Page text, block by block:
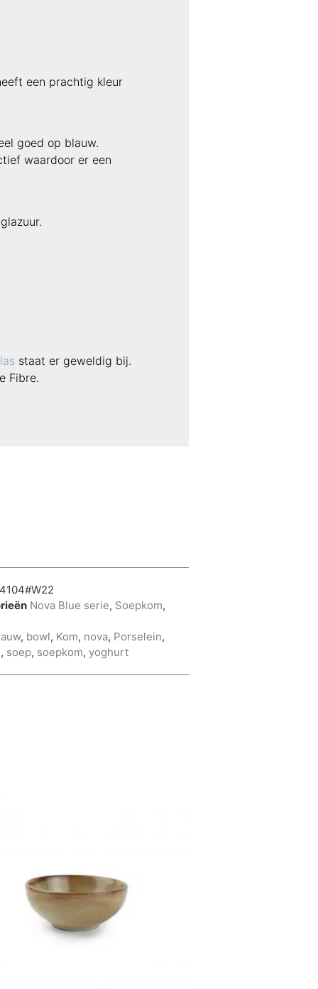
een prachtig kleur
goed op blauw.
waardoor er een
staat er geweldig bij.
Fibre.
Nova Blue serie, Soepkom,
, bowl, Kom, nova, Porselein,
, soep, soepkom, yoghurt